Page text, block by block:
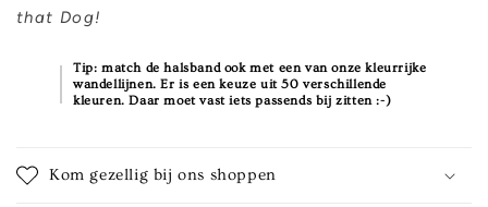
that Dog!
Tip: match de halsband ook met een van onze kleurrijke
wandellijnen. Er is een keuze uit 50 verschillende
kleuren. Daar moet vast iets passends bij zitten :-)
Kom gezellig bij ons shoppen